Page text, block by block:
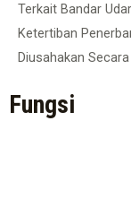
Terkait Bandar
Ketertiban
Diusahakan
Fungsi